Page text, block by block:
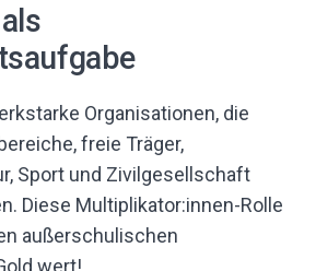
Organisationen, die
freie Träger,
Sport und Zivilgesellschaft
Diese Multiplikator:innen-Rolle
außerschulischen
wert!